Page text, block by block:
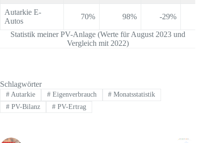
Autarkie E-
Autos
70% 98% -29%
Statistik meiner PV-Anlage (Werte für August 2023 und
Vergleich mit 2022)
Schlagwörter
#Autarkie #Eigenverbrauch # Monatsstatistik
#PV-Bilanz #PV-Ertrag